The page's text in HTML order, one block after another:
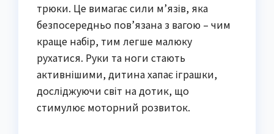
трюки. Це вимагає сили м’язів, яка
безпосередньо пов’язана з вагою – чим
краще набір, тим легше малюку
рухатися. Руки та ноги стають
активнішими, дитина хапає іграшки,
досліджуючи світ на дотик, що
стимулює моторний розвиток.